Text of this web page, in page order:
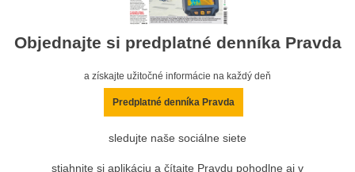
Objednajte si predplatné denníka Pravda
a získajte užitočné informácie na každý deň
Predplatné denníka Pravda
sledujte naše sociálne siete
stiahnite si aplikáciu a čítajte Pravdu pohodlne aj v